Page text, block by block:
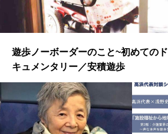
遊歩ノーボーダーのこと~初めてのド
キュメンタリー／安積遊歩